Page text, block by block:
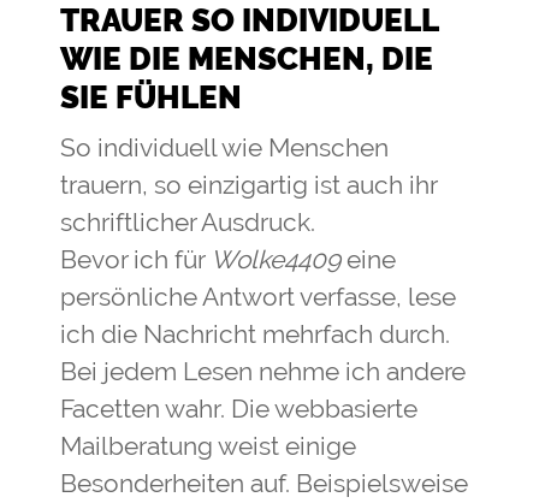
TRAUER SO INDIVIDUELL
WIE DIE MENSCHEN, DIE
SIE FÜHLEN
So individuell wie Menschen
trauern, so einzigartig ist auch ihr
schriftlicher Ausdruck.
Bevor ich für Wolke4409eine
persönliche Antwort verfasse, lese
ich die Nachricht mehrfach durch.
Bei jedem Lesen nehme ich andere
Facetten wahr. Die webbasierte
Mailberatung weist einige
Besonderheiten auf. Beispielsweise